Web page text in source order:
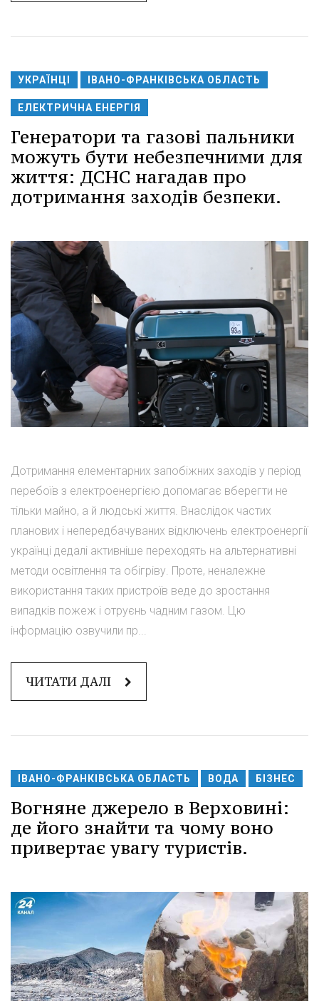
УКРАЇНЦІ ІВАНО-ФРАНКІВСЬКА ОБЛАСТЬ
ЕЛЕКТРИЧНА ЕНЕРГІЯ
Генератори та газові пальники
можуть бути небезпечними для
життя: ДСНС нагадав про
дотримання заходів безпеки.
Дотримання елементарних запобіжних заходів у період
перебоїв з електроенергією допомагає вберегти не
тільки майно, а й людські життя. Внаслідок частих
планових і непередбачуваних відключень електроенергії
українці дедалі активніше переходять на альтернативні
методи освітлення та обігріву. Проте, неналежне
використання таких пристроїв веде до зростання
випадків пожеж і отруєнь чадним газом. Цю
інформацію озвучили пр...
ЧИТАТИ ДАЛІ
ІВАНО-ФРАНКІВСЬКА ОБЛАСТЬ ВОДА БІЗНЕС
Вогняне джерело в Верховині:
де його знайти та чому воно
привертає увагу туристів.